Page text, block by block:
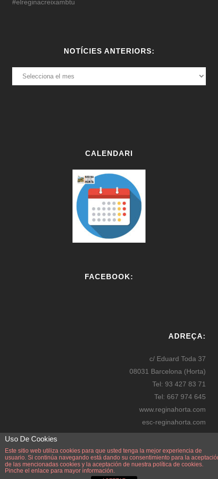
#elreginacreixambtu
NOTÍCIES ANTERIORS:
NOTÍCIES
ANTERIORS:
CALENDARI
FACEBOOK:
ADREÇA:
c/ Eduard Toda 37
08031 Barcelona (Horta)
Tel: 93 427 83 71
Tel: 667 974 645
www.reginahorta.com
esc-reginahorta.com
secretaria@reginahorta.com
Mapa
Uso De Cookies
Este sitio web utiliza cookies para que usted tenga la mejor experiencia de
usuario. Si continúa navegando está dando su consentimiento para la
de las mencionadas cookies y la aceptación de nuestra política de cookies.
Pinche el enlace para mayor información.